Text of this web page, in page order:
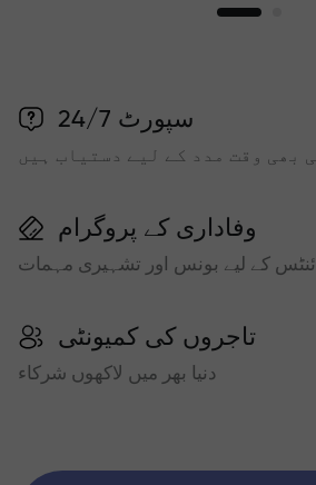
سپورٹ 24/7
بھی وقت مدد کے لیے دستیاب ہیں
وفاداری کے پروگرام
کے لیے بونس اور تشہیری مہمات
تاجروں کی کمیونٹی
دنیا بھر میں لاکھوں شرکاء